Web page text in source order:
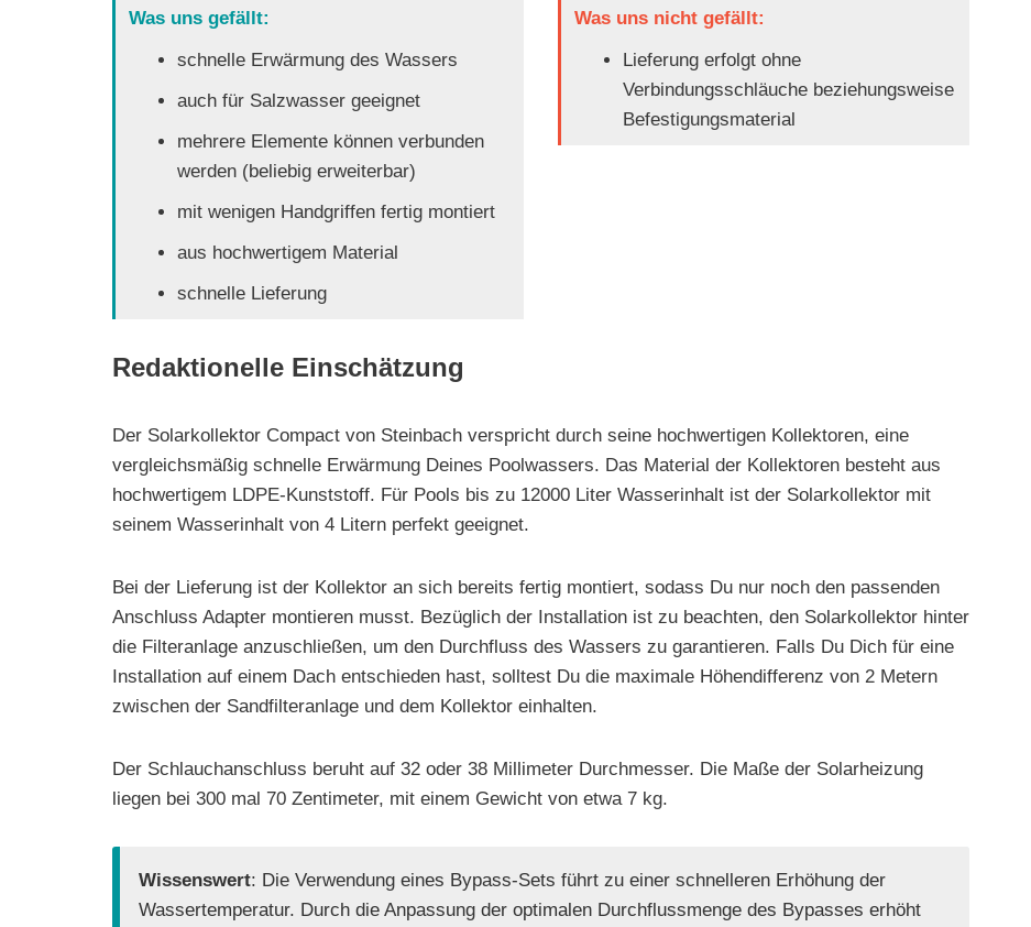
Was uns gefällt:
schnelle Erwärmung des Wassers
auch für Salzwasser geeignet
mehrere Elemente können verbunden
werden (beliebig erweiterbar)
mit wenigen Handgriffen fertig montiert
aus hochwertigem Material
schnelle Lieferung
Was uns nicht gefällt:
Lieferung erfolgt ohne
Verbindungsschläuche beziehungsweise
Befestigungsmaterial
Redaktionelle Einschätzung
Der Solarkollektor Compact von Steinbach verspricht durch seine hochwertigen Kollektoren, eine
vergleichsmäßig schnelle Erwärmung Deines Poolwassers. Das Material der Kollektoren besteht aus
hochwertigem LDPE-Kunststoff. Für Pools bis zu 12000 Liter Wasserinhalt ist der Solarkollektor mit
seinem Wasserinhalt von 4 Litern perfekt geeignet.
Bei der Lieferung ist der Kollektor an sich bereits fertig montiert, sodass Du nur noch den passenden
Anschluss Adapter montieren musst. Bezüglich der Installation ist zu beachten, den Solarkollektor hinter
die Filteranlage anzuschließen, um den Durchfluss des Wassers zu garantieren. Falls Du Dich für eine
Installation auf einem Dach entschieden hast, solltest Du die maximale Höhendifferenz von 2 Metern
zwischen der Sandfilteranlage und dem Kollektor einhalten.
Der Schlauchanschluss beruht auf 32 oder 38 Millimeter Durchmesser. Die Maße der Solarheizung
liegen bei 300 mal 70 Zentimeter, mit einem Gewicht von etwa 7 kg.
Wissenswert: Die Verwendung eines Bypass-Sets führt zu einer schnelleren Erhöhung der
Wassertemperatur. Durch die Anpassung der optimalen Durchflussmenge des Bypasses erhöht